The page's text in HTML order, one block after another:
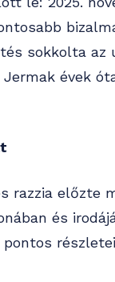
sokkolta
évek
razzia előzte
és
pontos